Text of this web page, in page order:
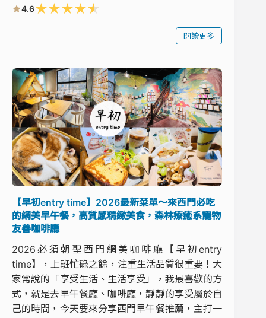
4.6★★★★★
閱讀更多
【早初entry time】2026最新菜單～來西門必吃
的網美早午餐，高質感精緻美食，森林療癒系寵物
友善咖啡廳
2026必須朝聖西門網美咖啡廳【早初entry
time】，上班忙碌之餘，注重生活品質很重要！大
家常說的「享受生活、生活享受」，我最喜歡的方
式，就是去早午餐廳、咖啡廳，靜靜的享受屬於自
己的時間，今天要來分享西門早午餐推薦，主打一